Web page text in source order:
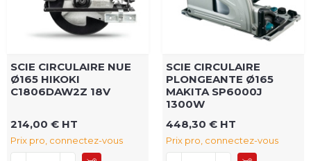
SCIE CIRCULAIRE NUE
Ø165 HIKOKI
C1806DAW2Z 18V
214,00 € HT
Prix pro, connectez-vous
SCIE CIRCULAIRE
PLONGEANTE Ø165
MAKITA SP6000J
1300W
448,30 € HT
Prix pro, connectez-vous